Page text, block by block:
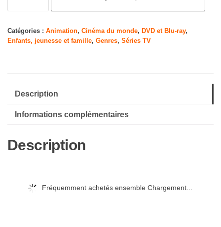
Spider-
Man
Catégories : Animation, Cinéma du monde, DVD et Blu-ray,
Enfants, jeunesse et famille, Genres, Séries TV
Description
Informations complémentaires
Description
Fréquemment achetés ensemble Chargement...